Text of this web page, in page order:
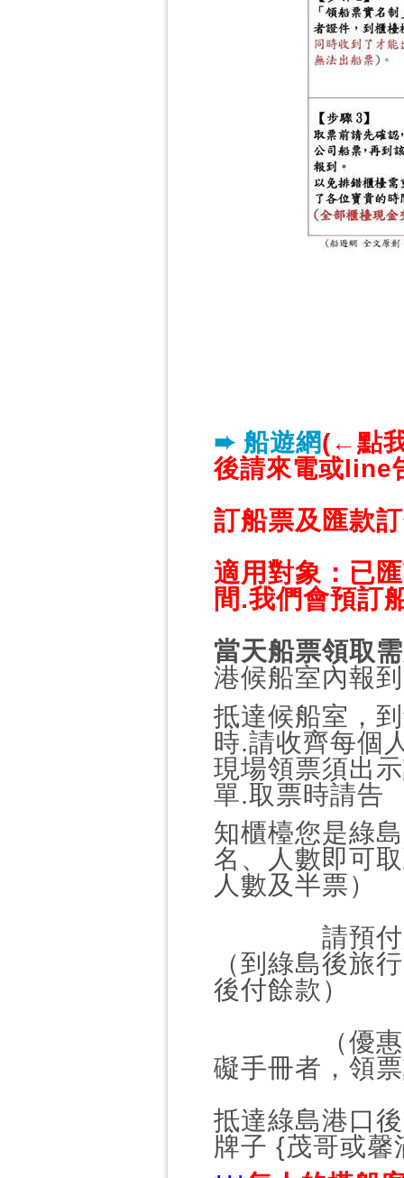
➨ 船遊網(←點
後請來電或line
訂船票及匯款
適用對象：已
間.我們會預訂
當天船票領取
港候船室內報
抵達候船室，
時.請收齊每個
現場領票須出
單.取票時請告
知櫃檯您是綠
名、人數即可
人數及半票）
請預付船票
（到綠島後旅
後付餘款）
（優惠票/
礙手冊者，領
抵達綠島港口
牌子 {茂哥或